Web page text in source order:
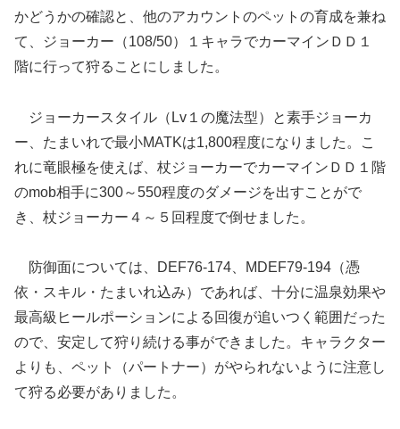
かどうかの確認と、他のアカウントのペットの育成を兼ね
て、ジョーカー（108/50）１キャラでカーマインＤＤ１
階に行って狩ることにしました。
ジョーカースタイル（Lv１の魔法型）と素手ジョーカ
ー、たまいれで最小MATKは1,800程度になりました。こ
れに竜眼極を使えば、杖ジョーカーでカーマインＤＤ１階
のmob相手に300～550程度のダメージを出すことがで
き、杖ジョーカー４～５回程度で倒せました。
防御面については、DEF76-174、MDEF79-194（憑
依・スキル・たまいれ込み）であれば、十分に温泉効果や
最高級ヒールポーションによる回復が追いつく範囲だった
ので、安定して狩り続ける事ができました。キャラクター
よりも、ペット（パートナー）がやられないように注意し
て狩る必要がありました。